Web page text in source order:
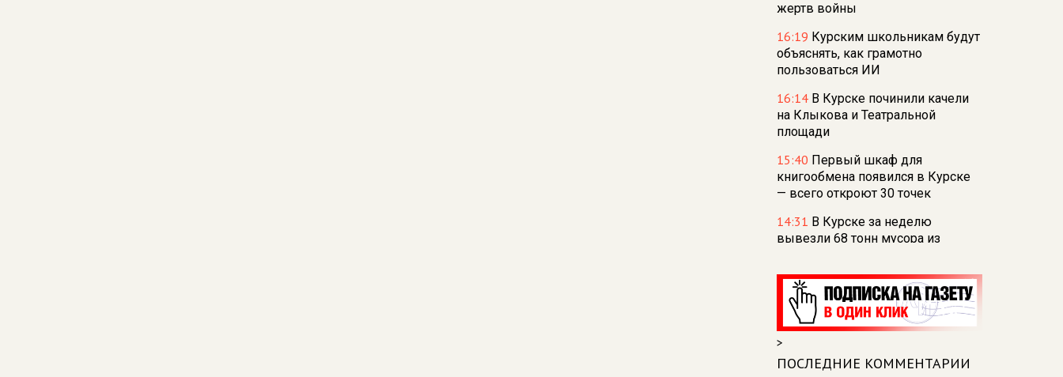
жертв войны
16:19 Курским школьникам будут
объяснять, как грамотно
пользоваться ИИ
16:14 В Курске починили качели
на Клыкова и Театральной
площади
15:40 Первый шкаф для
книгообмена появился в Курске
— всего откроют 30 точек
14:31 В Курске за неделю
вывезли 68 тонн мусора из
14:22В Курске 30 пасечников
продают мёд на ярмарке
«Курский мед»
14:09
обнаружили и обезвредили
>
ПОСЛЕДНИЕ КОММЕНТАРИИ